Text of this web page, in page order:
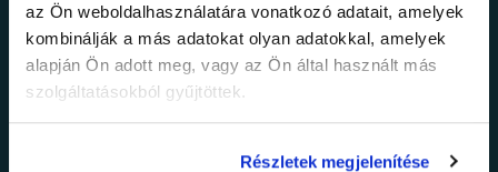
az Ön weboldalhasználatára vonatkozó adatait, amelyek
kombinálják a más adatokat olyan adatokkal, amelyek
alapján Ön adott meg, vagy az Ön által használt más
szolgáltatásokból gyűjtöttek.
Részletek megjelenítése
Ne maradj le a
legfrissebb
információkról!